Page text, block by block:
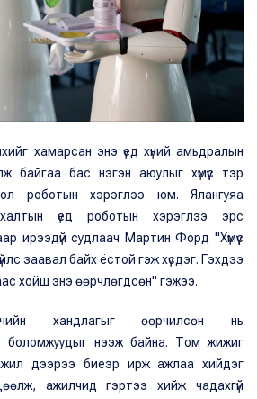
хамарсан энэ үед хүний амьдралын
байгаа бас нэгэн аюулыг хүмүүс тэр
роботын хэрэглээ юм. Ялангуяа
үед роботын хэрэглээ эрс
ирээдүй судлаач Мартин Форд "Хүмүүс
заавал байх ёстой гэж хүсдэг. Гэхдээ
хойш энэ өөрчлөгдсөн" гэжээ.
хандлагыг өөрчилсөн нь
боломжуудыг нээж байна. Том жижиг
дээрээ биеэр ирж ажлаа хийдэг
ажилчид гэртээ хийж чадахгүй